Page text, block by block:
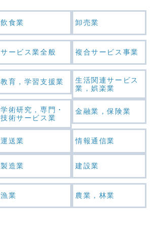
飲食業 卸売業
サービス業全般 複合サービス事業
教育，学習支援業
生活関連サービス
業，娯楽業
学術研究，専門・
技術サービス業
金融業，保険業
運送業 情報通信業
製造業 建設業
漁業 農業，林業